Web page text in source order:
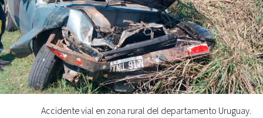
Accidente vial en zona rural del departamento Uruguay.